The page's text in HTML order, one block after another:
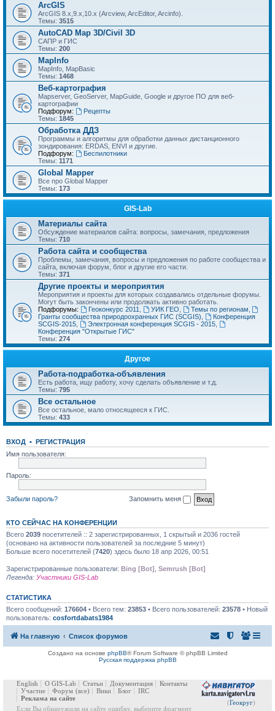
ArcGIS
ArcGIS 8.x,9.x,10.x (Arcview, ArcEditor, Arcinfo).
Темы: 3515
AutoCAD Map 3D/Civil 3D
САПР и ГИС
Темы: 200
MapInfo
MapInfo, MapBasic
Темы: 1468
Веб-картография
Mapserver, GeoServer, MapGuide, Google и другое ПО для веб-
картографии
Подфорум:
Рецепты
Темы: 1845
Обработка ДДЗ
Программы и алгоритмы для обработки данных дистанционного
зондирования: ERDAS, ENVI и другие.
Подфорум:
Беспилотники
Темы: 1171
Global Mapper
Все про Global Mapper
Темы: 173
GIS-Lab
Материалы сайта
Обсуждение материалов сайта: вопросы, замечания, предложения
Темы: 710
Работа сайта и сообщества
Проблемы, замечания, вопросы и предложения по работе сообщества и
сайта, включая форум, блог и другие его части.
Темы: 371
Другие проекты и мероприятия
Мероприятия и проекты для которых создавались отдельные форумы.
Могут быть закончены или продолжать активно работать.
Подфорумы:
Геоконкурс 2011 УИК ГЕО Темы по регионам
Гранты сообщества природоохранных ГИС (SCGIS)
Конференция
SCGIS-2015
Электронная конференция SCGIS - 2015,
Конференция "Открытые ГИС"
Темы: 274
Другое
Работа-подработка-объявления
Есть работа, ищу работу, хочу сделать объявление и т.д.
Темы: 795
Все остальное
Все остальное, мало относящееся к ГИС.
Темы: 433
ВХОД • РЕГИСТРАЦИЯ
Имя пользователя:
Пароль:
Забыли пароль? Запомнить меня
КТО СЕЙЧАС НА КОНФЕРЕНЦИИ
Всего 2039 посетителей :: 2 зарегистрированных, 1 скрытый и 2036 гостей
(основано на активности пользователей за последние 5 минут)
Больше всего посетителей (7420) здесь было 18 апр 2026, 00:51
Зарегистрированные пользователи: Bing [Bot] Semrush [Bot]
Легенда: Участники GIS-Lab
СТАТИСТИКА
Всего сообщений: 176604 • Всего тем: 23853 • Всего пользователей: 23578 • Новый
пользователь: cosfortdabats1984
На главную Список форумов
Создано на основе phpBB® Forum Software © phpBB Limited
Русская поддержка phpBB
(Геокруг)
English О GIS-Lab Статьи Документация
Контакты
Участие
Форум (все) Вики Блог
IRC
Реклама на сайте
Если Вы обнаружили на сайте ошибку, выберите фрагмент